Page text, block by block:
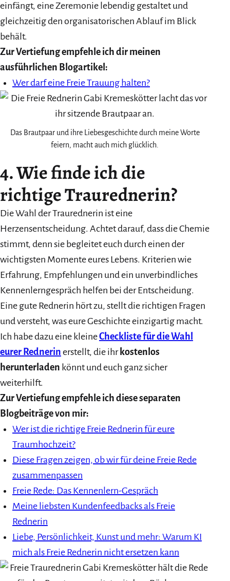
einfängt, eine Zeremonie lebendig gestaltet und
gleichzeitig den organisatorischen Ablauf im Blick
behält.
Zur Vertiefung empfehle ich dir meinen
ausführlichen Blogartikel:
Wer darf eine Freie Trauung halten?
Das Brautpaar und ihre Liebesgeschichte durch meine Worte
feiern, macht auch mich glücklich.
4. Wie finde ich die
richtige Traurednerin?
Die Wahl der Traurednerin ist eine
Herzensentscheidung. Achtet darauf, dass die Chemie
stimmt, denn sie begleitet euch durch einen der
wichtigsten Momente eures Lebens. Kriterien wie
Erfahrung, Empfehlungen und ein unverbindliches
Kennenlerngespräch helfen bei der Entscheidung.
Eine gute Rednerin hört zu, stellt die richtigen Fragen
und versteht, was eure Geschichte einzigartig macht.
Ich habe dazu eine kleineCheckliste für die Wahl
eurer Rednerin erstellt, die ihrkostenlos
herunterladen könnt und euch ganz sicher
weiterhilft.
Zur Vertiefung empfehle ich diese separaten
Blogbeiträge von mir:
Wer ist die richtige Freie Rednerin für eure
Traumhochzeit?
Diese Fragen zeigen, ob wir für deine Freie Rede
zusammenpassen
Freie Rede: Das Kennenlern-Gespräch
Meine liebsten Kundenfeedbacks als Freie
Rednerin
Liebe, Persönlichkeit, Kunst und mehr: Warum KI
mich als Freie Rednerin nicht ersetzen kann